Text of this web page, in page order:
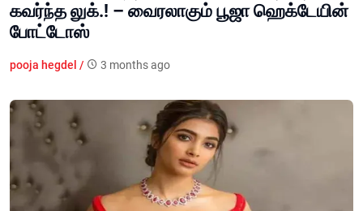
கவர்ந்த லுக்.! – வைரலாகும் பூஜா ஹெக்டேயின்
போட்டோஸ்
pooja hegdel / 3 months ago